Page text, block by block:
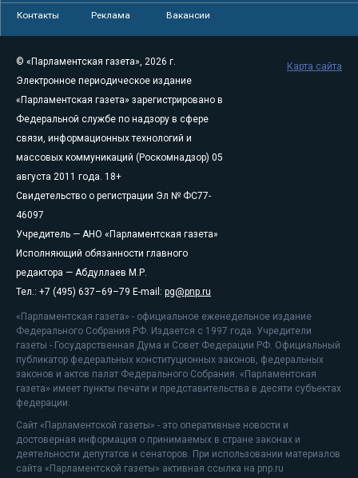
Контакты Реклама Вакансии
© «Парламентская газета», 2026 г.
Электронное периодическое издание
«Парламентская газета» зарегистрировано в
Федеральной службе по надзору в сфере
связи, информационных технологий и
массовых коммуникаций (Роскомнадзор) 05
августа 2011 года. 18+
Свидетельство о регистрации Эл № ФС77-
46097
Учредитель — АНО «Парламентская газета»
Исполняющий обязанности главного
редактора — Абдуллаев М.Р.
Тел.: +7 (495) 637–69–79 E-mail: pg@pnp.ru
«Парламентская газета» - официальное еженедельное издание
Федерального Собрания РФ. Издается с 1997 года. Учредители
газеты - Государственная Дума и Совет Федерации РФ. Официальный
публикатор федеральных конституционных законов, федеральных
законов и актов палат Федерального Собрания. «Парламентская
газета» имеет пункты печати и представительства в десяти субъектах
федерации.
Сайт «Парламентской газеты» - это оперативные новости и
достоверная информация о принимаемых в стране законах и
деятельности депутатов и сенаторов. При использовании материалов
сайта «Парламентской газеты» активная ссылка на pnp.ru
Карта сайта